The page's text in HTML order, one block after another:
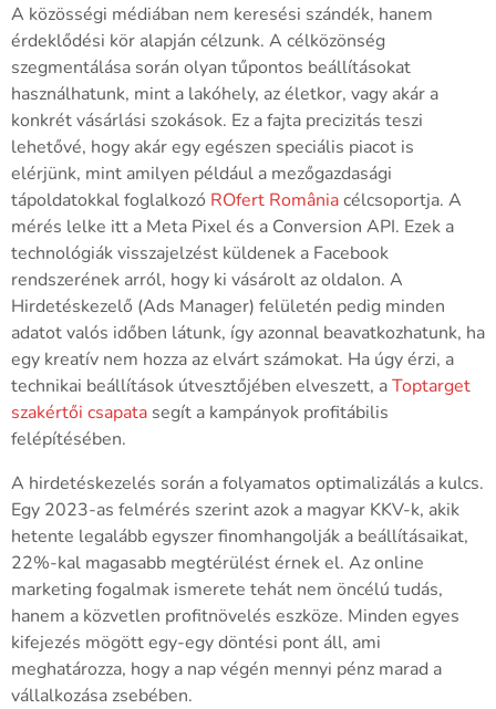
A közösségi médiában nem keresési szándék, hanem
érdeklődési kör alapján célzunk. A célközönség
szegmentálása során olyan tűpontos beállításokat
használhatunk, mint a lakóhely, az életkor, vagy akár a
konkrét vásárlási szokások. Ez a fajta precizitás teszi
lehetővé, hogy akár egy egészen speciális piacot is
elérjünk, mint amilyen például a mezőgazdasági
tápoldatokkal foglalkozó ROfert Româniacélcsoportja. A
mérés lelke itt a Meta Pixel és a Conversion API. Ezek a
technológiák visszajelzést küldenek a Facebook
rendszerének arról, hogy ki vásárolt az oldalon. A
Hirdetéskezelő (Ads Manager) felületén pedig minden
adatot valós időben látunk, így azonnal beavatkozhatunk, ha
egy kreatív nem hozza az elvárt számokat. Ha úgy érzi, a
technikai beállítások útvesztőjében elveszett, aToptarget
szakértői csapata segít a kampányok profitábilis
felépítésében.
A hirdetéskezelés során a folyamatos optimalizálás a kulcs.
Egy 2023-as felmérés szerint azok a magyar KKV-k, akik
hetente legalább egyszer finomhangolják a beállításaikat,
22%-kal magasabb megtérülést érnek el. Az online
marketing fogalmak ismerete tehát nem öncélú tudás,
hanem a közvetlen profitnövelés eszköze. Minden egyes
kifejezés mögött egy-egy döntési pont áll, ami
meghatározza, hogy a nap végén mennyi pénz marad a
vállalkozása zsebében.